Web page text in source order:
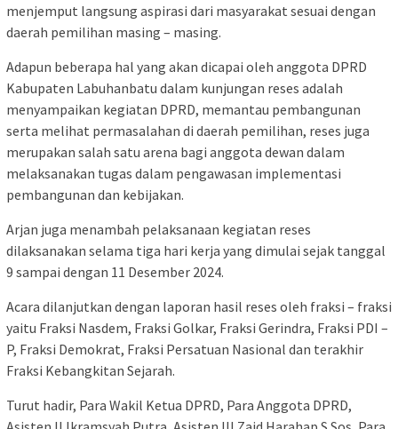
menjemput langsung aspirasi dari masyarakat sesuai dengan
daerah pemilihan masing – masing.
Adapun beberapa hal yang akan dicapai oleh anggota DPRD
Kabupaten Labuhanbatu dalam kunjungan reses adalah
menyampaikan kegiatan DPRD, memantau pembangunan
serta melihat permasalahan di daerah pemilihan, reses juga
merupakan salah satu arena bagi anggota dewan dalam
melaksanakan tugas dalam pengawasan implementasi
pembangunan dan kebijakan.
Arjan juga menambah pelaksanaan kegiatan reses
dilaksanakan selama tiga hari kerja yang dimulai sejak tanggal
9 sampai dengan 11 Desember 2024.
Acara dilanjutkan dengan laporan hasil reses oleh fraksi – fraksi
yaitu Fraksi Nasdem, Fraksi Golkar, Fraksi Gerindra, Fraksi PDI –
P, Fraksi Demokrat, Fraksi Persatuan Nasional dan terakhir
Fraksi Kebangkitan Sejarah.
Turut hadir, Para Wakil Ketua DPRD, Para Anggota DPRD,